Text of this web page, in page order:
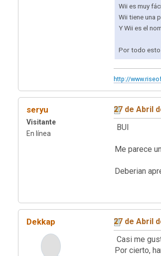
Wii es muy
Wii tiene una
Y Wii es el
Por todo esto
http://
seryu
Visitante
En línea
27 de Abril
BUI
Me parece
Deberian
Dekkap
27 de Abril
Casi me
Por cierto,